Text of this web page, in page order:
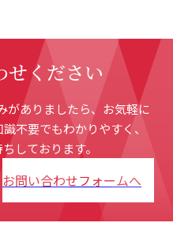
せください
がありましたら、お気軽に
不要でもわかりやすく、
しております。
お問い合わせフォームへ